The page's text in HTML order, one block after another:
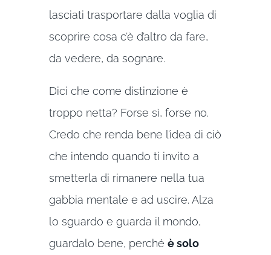
lasciati trasportare dalla voglia di
scoprire cosa c’è d’altro da fare,
da vedere, da sognare.
Dici che come distinzione è
troppo netta? Forse sì, forse no.
Credo che renda bene l’idea di ciò
che intendo quando ti invito a
smetterla di rimanere nella tua
gabbia mentale e ad uscire. Alza
lo sguardo e guarda il mondo,
guardalo bene, perché è solo